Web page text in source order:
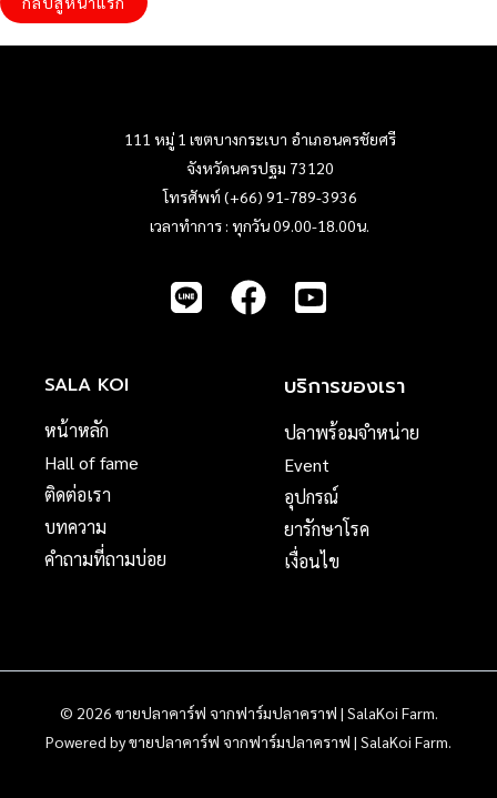
111 หมู่ 1 เขตบางกระเบา อำเภอนครชัยศรี
จังหวัดนครปฐม 73120
โทรศัพท์ (+66) 91-789-3936
เวลาทำการ : ทุกวัน 09.00-18.00น.
SALA KOI
หน้าหลัก
Hall of fame
ติดต่อเรา
บทความ
คำถามที่ถามบ่อย
บริการของเรา
ปลาพร้อมจำหน่าย
Event
อุปกรณ์
ยารักษาโรค
เงื่อนไข
© 2026 ขายปลาคาร์ฟ จากฟาร์มปลาคราฟ | SalaKoi Farm.
Powered by ขายปลาคาร์ฟ จากฟาร์มปลาคราฟ | SalaKoi Farm.